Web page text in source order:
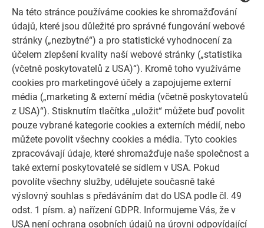
Na této stránce používáme cookies ke shromažďování
údajů, které jsou důležité pro správné fungování webové
stránky („nezbytné“) a pro statistické vyhodnocení za
účelem zlepšení kvality naší webové stránky („statistika
(včetně poskytovatelů z USA)“). Kromě toho využíváme
cookies pro marketingové účely a zapojujeme externí
média („marketing & externí média (včetně poskytovatelů
z USA)“). Stisknutím tlačítka „uložit“ můžete buď povolit
pouze vybrané kategorie cookies a externích médií, nebo
můžete povolit všechny cookies a média. Tyto cookies
zpracovávají údaje, které shromažďuje naše společnost a
také externí poskytovatelé se sídlem v USA. Pokud
povolíte všechny služby, udělujete současně také
výslovný souhlas s předáváním dat do USA podle čl. 49
odst. 1 písm. a) nařízení GDPR. Informujeme Vás, že v
USA není ochrana osobních údajů na úrovni odpovídající
NECHTE SE INSPIROVAT
DALŠÍ OBJEKTY
Referenční galerie PREFA ukazuje, jak všestranné může
být využití hliníku. Objevte další působivé projekty s
odolnými hliníkovými řešeními PREFA pro střechy,
solární systémy a fasády.